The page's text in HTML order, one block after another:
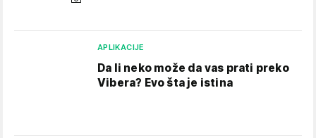
APLIKACIJE
Da li neko može da vas prati preko
Vibera? Evo šta je istina